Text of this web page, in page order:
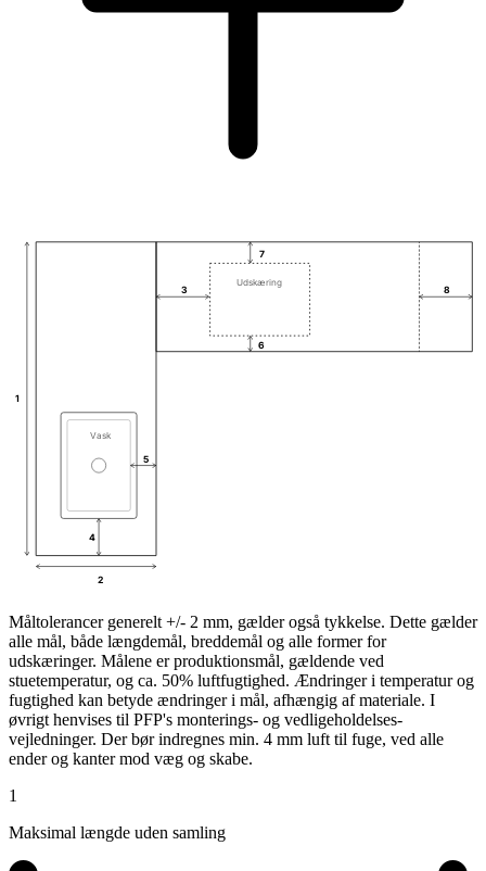
Udskæring
Vask
1
2
3
4
5
6
7
8
Måltolerancer generelt +/- 2 mm, gælder også tykkelse. Dette gælder
alle mål, både længdemål, breddemål og alle former for
udskæringer. Målene er produktionsmål, gældende ved
stuetemperatur, og ca. 50% luftfugtighed. Ændringer i temperatur og
fugtighed kan betyde ændringer i mål, afhængig af materiale. I
øvrigt henvises til PFP's monterings- og vedligeholdelses-
vejledninger. Der bør indregnes min. 4 mm luft til fuge, ved alle
ender og kanter mod væg og skabe.
1
Maksimal længde uden samling